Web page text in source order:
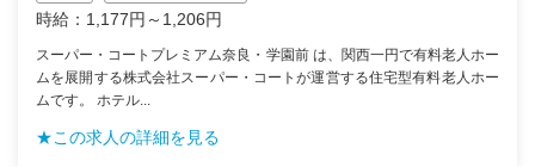
時給：1,177円～1,206円
スーパー・コートプレミアム奈良・学園前 は、関西一円で有料老人ホー
ムを展開する株式会社スーパー・コートが運営する住宅型有料老人ホー
ムです。 ホテル...
★この求人の詳細を見る